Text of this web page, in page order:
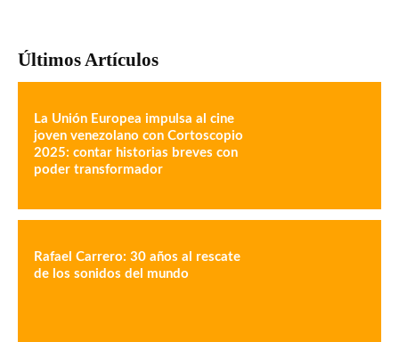
Últimos Artículos
La Unión Europea impulsa al cine
joven venezolano con Cortoscopio
2025: contar historias breves con
poder transformador
Rafael Carrero: 30 años al rescate
de los sonidos del mundo